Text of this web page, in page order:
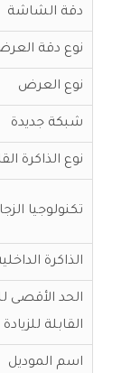
دقة الشاشة
نوع دقة
نوع العرض
شبكة جديدة
نوع الذاكرة
تكنولوجيا
الذاكرة
الحد الأقصى
القابلة للزيادة
اسم الموديل